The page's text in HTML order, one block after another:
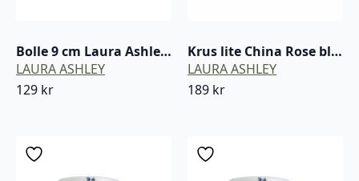
Bolle 9 cm Laura Ashley Candy Stripe blå / hvit
LAURA ASHLEY
129 kr
Krus lite China Rose blå / hvit porselen
LAURA ASHLEY
189 kr